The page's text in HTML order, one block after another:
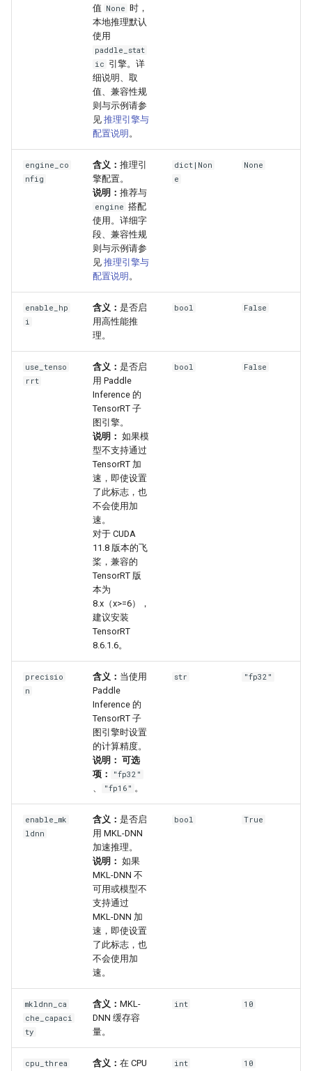
值 None 时，
本地推理默认
使用
paddle_stat
ic 引擎。详
细说明、取
值、兼容性规
则与示例请参
见 推理引擎与
配置说明 。
engine_co
nfig
含义： 推理引
擎配置。
说明： 推荐与
engine 搭配
使用。详细字
段、兼容性规
则与示例请参
见 推理引擎与
配置说明 。
dict|Non
e
None
enable_hp
i
含义： 是否启
用高性能推
理。
bool False
use_tenso
rrt
含义： 是否启
用 Paddle
Inference 的
TensorRT 子
图引擎。
说明： 如果模
型不支持通过
TensorRT 加
速，即使设置
了此标志，也
不会使用加
速。
对于 CUDA
11.8 版本的飞
桨，兼容的
TensorRT 版
本为
8.x（x>=6），
建议安装
TensorRT
8.6.1.6。
bool False
precisio
n
含义： 当使用
Paddle
Inference 的
TensorRT 子
图引擎时设置
的计算精度。
说明： 可选
项：
"fp32"
、 "fp16" 。
str "fp32"
enable_mk
ldnn
含义： 是否启
用 MKL-DNN
加速推理。
说明： 如果
MKL-DNN 不
可用或模型不
支持通过
MKL-DNN 加
速，即使设置
了此标志，也
不会使用加
速。
bool True
mkldnn_ca
che_capaci
ty
含义： MKL-
DNN 缓存容
量。
int 10
cpu_threa
含义： 在 CPU
int 10